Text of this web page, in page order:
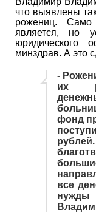
что выявлены
рожениц.
является, но
юридического
минздрав. А это
-
их
фонд
все